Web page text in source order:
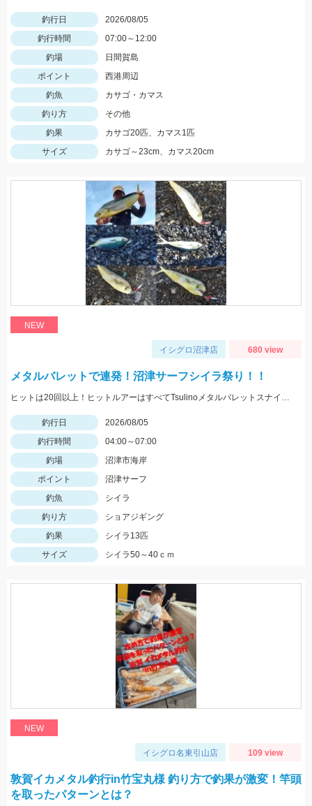
釣行日
2026/08/05
釣行時間
07:00～12:00
釣場
日間賀島
ポイント
西港周辺
釣魚
カサゴ・カマス
釣り方
その他
釣果
カサゴ20匹、カマス1匹
サイズ
カサゴ～23cm、カマス20cm
NEW
イシグロ沼津店 680 view
メタルバレットで連発！沼津サーフシイラ祭り！！
ヒットは20回以上！ヒットルアーはすべてTsulinoメタルバレットスナイパー40ｇでした。
釣行日
2026/08/05
釣行時間
04:00～07:00
釣場
沼津市海岸
ポイント
沼津サーフ
釣魚
シイラ
釣り方
ショアジギング
釣果
シイラ13匹
サイズ
シイラ50～40ｃｍ
NEW
イシグロ名東引山店 109 view
敦賀イカメタル釣行in竹宝丸様 釣り方で釣果が激変！竿頭
を取ったパターンとは？